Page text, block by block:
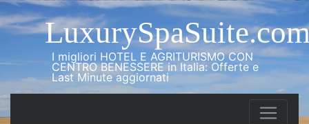
I migliori HOTEL E AGRITURISMO CON
CENTRO BENESSERE in Italia: Offerte e
Last Minute aggiornati